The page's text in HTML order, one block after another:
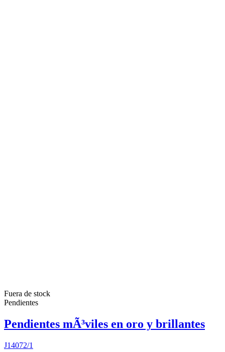
Fuera de stock
Pendientes
Pendientes mÃ³viles en oro y brillantes
J14072/1